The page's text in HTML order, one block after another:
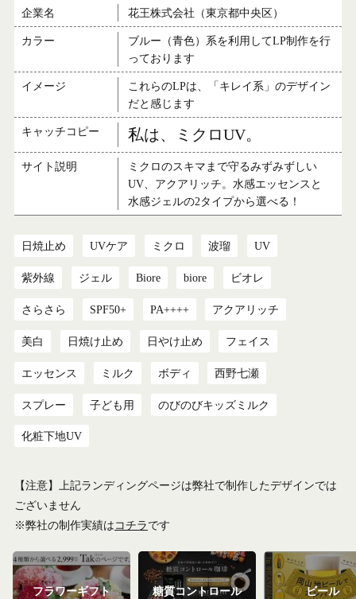
企業名 花王株式会社（東京都中央区）
カラー
ブルー（青色）系を利用してLP制作を行
っております
イメージ
これらのLPは、「キレイ系」のデザイン
だと感じます
キャッチコピー 私は、ミクロUV。
サイト説明
ミクロのスキマまで守るみずみずしい
UV、アクアリッチ。水感エッセンスと
水感ジェルの2タイプから選べる！
日焼止め UVケア ミクロ 波瑠 UV
紫外線 ジェル Biore biore ビオレ
さらさら SPF50+ PA++++ アクアリッチ
美白 日焼け止め 日やけ止め フェイス
エッセンス ミルク ボディ 西野七瀬
スプレー 子ども用 のびのびキッズミルク
化粧下地UV
【注意】上記ランディングページは弊社で制作したデザインでは
ございません
※弊社の制作実績はコチラです
フラワーギフト 糖質コントロール ビール